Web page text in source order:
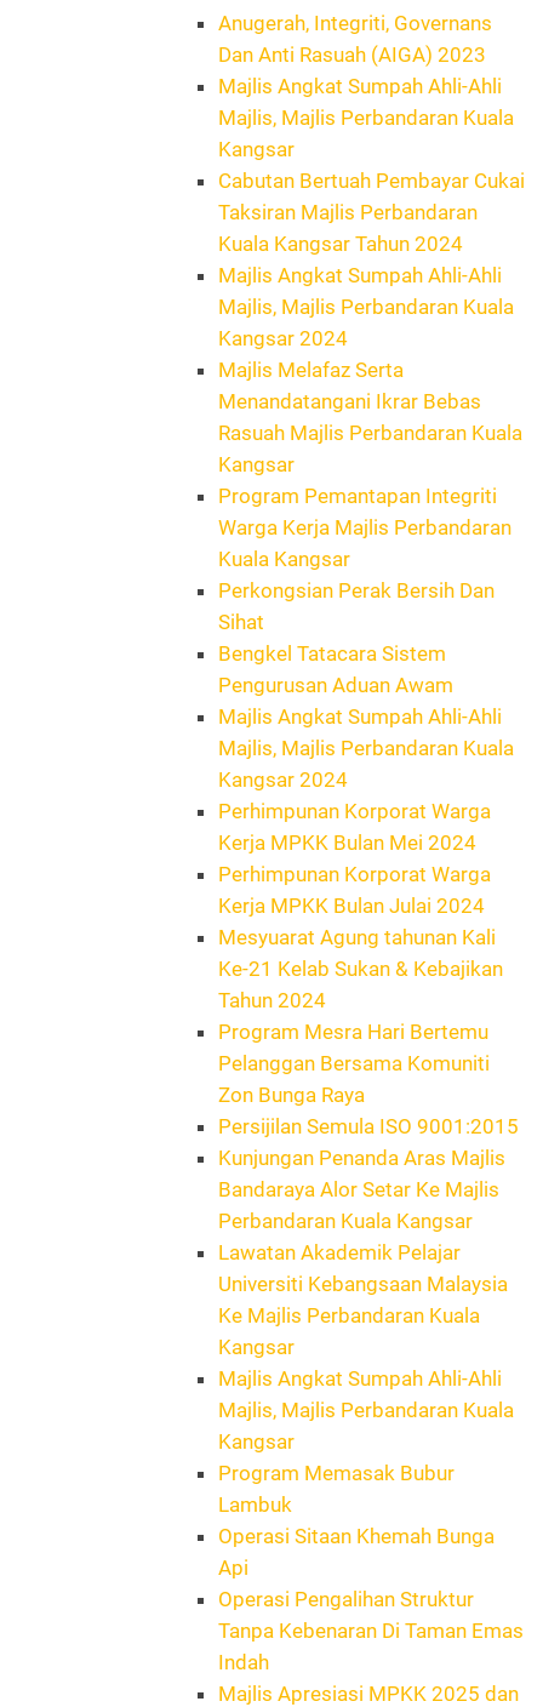
Anugerah, Integriti, Governans
Dan Anti Rasuah (AIGA) 2023
Majlis Angkat Sumpah Ahli-Ahli
Majlis, Majlis Perbandaran Kuala
Kangsar
Cabutan Bertuah Pembayar Cukai
Taksiran Majlis Perbandaran
Kuala Kangsar Tahun 2024
Majlis Angkat Sumpah Ahli-Ahli
Majlis, Majlis Perbandaran Kuala
Kangsar 2024
Majlis Melafaz Serta
Menandatangani Ikrar Bebas
Rasuah Majlis Perbandaran Kuala
Kangsar
Program Pemantapan Integriti
Warga Kerja Majlis Perbandaran
Kuala Kangsar
Perkongsian Perak Bersih Dan
Sihat
Bengkel Tatacara Sistem
Pengurusan Aduan Awam
Majlis Angkat Sumpah Ahli-Ahli
Majlis, Majlis Perbandaran Kuala
Kangsar 2024
Perhimpunan Korporat Warga
Kerja MPKK Bulan Mei 2024
Perhimpunan Korporat Warga
Kerja MPKK Bulan Julai 2024
Mesyuarat Agung tahunan Kali
Ke-21 Kelab Sukan & Kebajikan
Tahun 2024
Program Mesra Hari Bertemu
Pelanggan Bersama Komuniti
Zon Bunga Raya
Persijilan Semula ISO 9001:2015
Kunjungan Penanda Aras Majlis
Bandaraya Alor Setar Ke Majlis
Perbandaran Kuala Kangsar
Lawatan Akademik Pelajar
Universiti Kebangsaan Malaysia
Ke Majlis Perbandaran Kuala
Kangsar
Majlis Angkat Sumpah Ahli-Ahli
Majlis, Majlis Perbandaran Kuala
Kangsar
Program Memasak Bubur
Lambuk
Operasi Sitaan Khemah Bunga
Api
Operasi Pengalihan Struktur
Tanpa Kebenaran Di Taman Emas
Indah
Majlis Apresiasi MPKK 2025 dan